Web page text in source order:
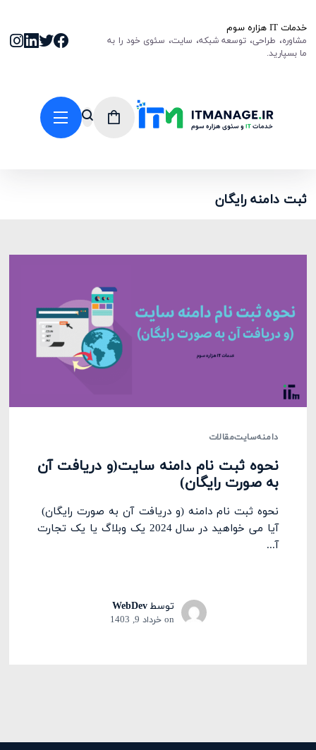
خدمات IT هزاره سوم
مشاوره، طراحی، توسعه شبکه، سایت، سئوی خود را به
ما بسپارید.
ثبت دامنه رایگان
دامنهسایتمقالات
نحوه ثبت نام دامنه سایت(و دریافت آن
به صورت رایگان)
نحوه ثبت نام دامنه (و دریافت آن به صورت رایگان)
آیا می خواهید در سال 2024 یک وبلاگ یا یک تجارت
آ...
توسطWebDev
on خرداد 9, 1403